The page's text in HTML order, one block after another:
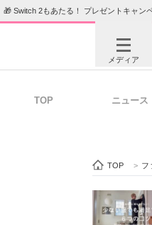
🎁 Switch 2もあたる！ プレゼントキャン
メディア
ビジ
TOP ニュース
TOP > フ